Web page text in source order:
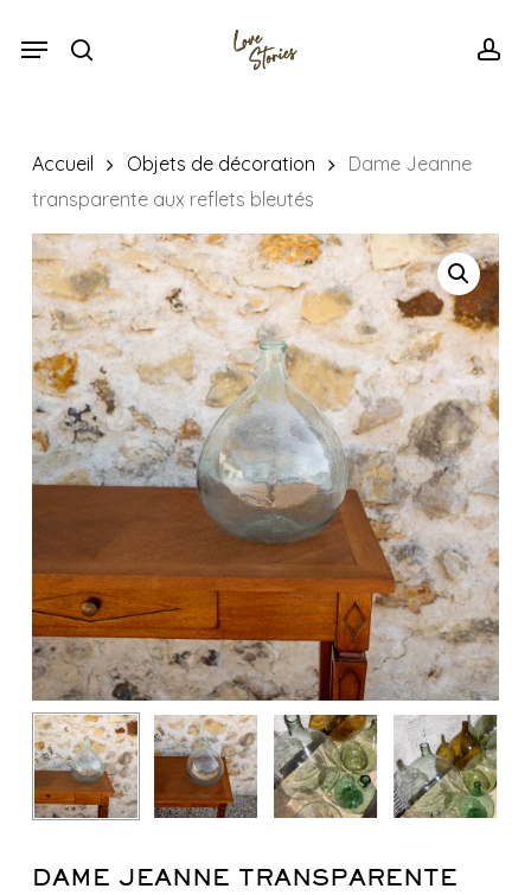
search
Menu
Accueil Objets de décoration
Dame Jeanne
transparente aux reflets bleutés
DAME JEANNE TRANSPARENTE